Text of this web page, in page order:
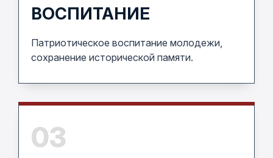
ВОСПИТАНИЕ
Патриотическое воспитание молодежи,
сохранение исторической памяти.
03